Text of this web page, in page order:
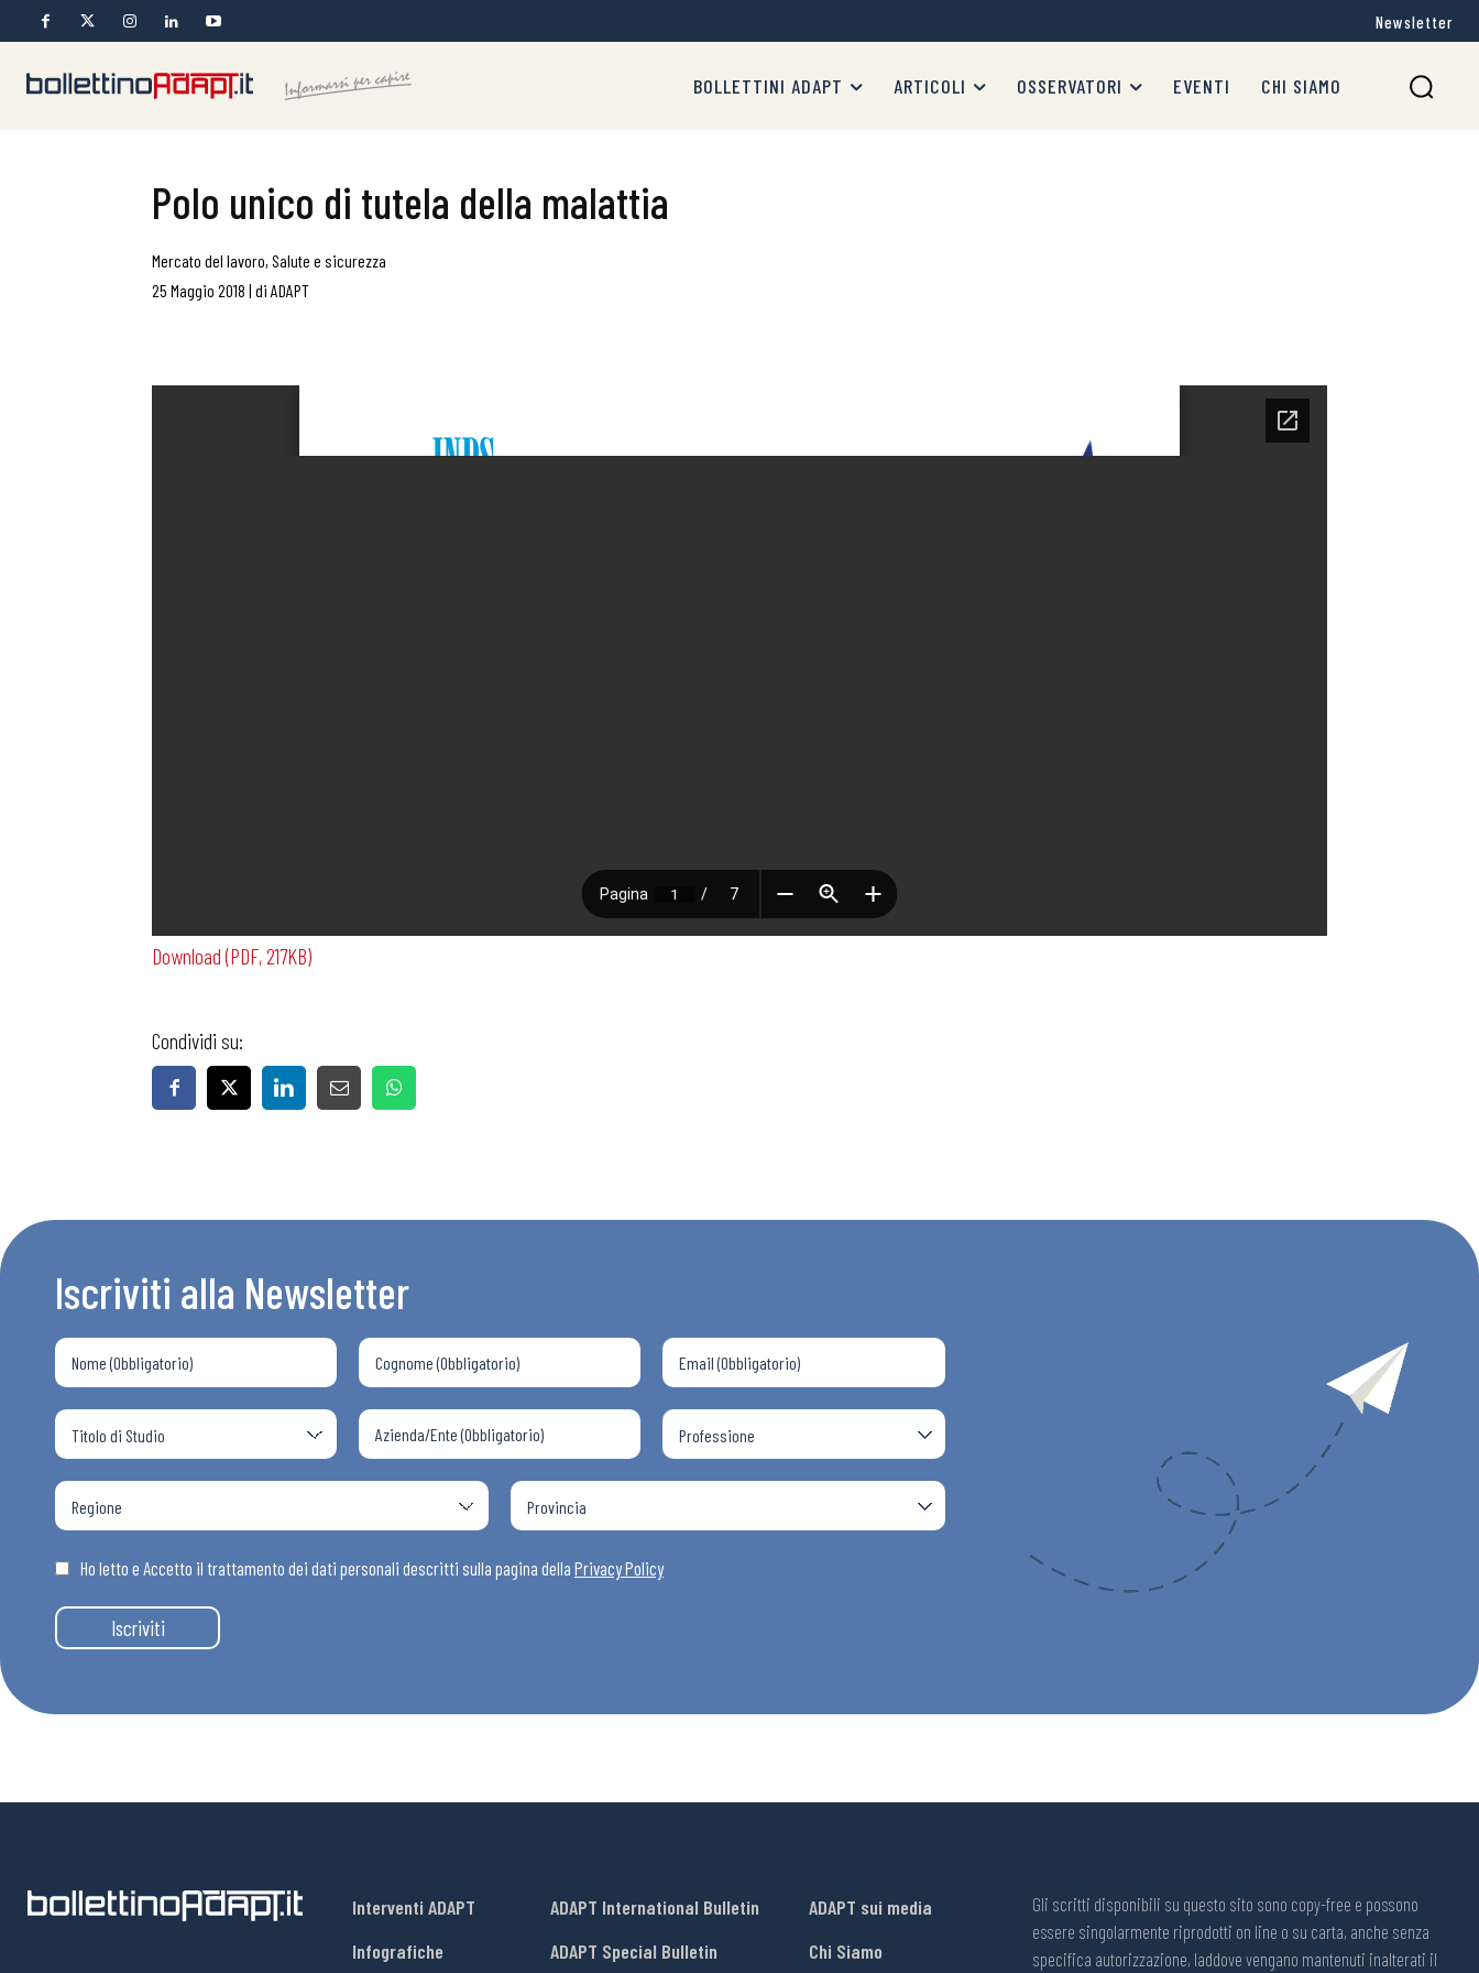
Chi Siamo
Newsletter
BOLLETTINI ADAPT ARTICOLI OSSERVATORI EVENTI CHI SIAMO
Polo unico di tutela della malattia
Mercato del lavoro, Salute e sicurezza
25 Maggio 2018 | di ADAPT
Download (PDF, 217KB)
Condividi su:
Iscriviti alla Newsletter
Ho letto e Accetto il trattamento dei dati personali descritti sulla pagina della Privacy Policy
Iscriviti
Interventi ADAPT
Infografiche
ADAPT International Bulletin
ADAPT Special Bulletin
ADAPT sui media
Chi Siamo
Gli scritti disponibili su questo sito sono copy-free e possono
essere singolarmente riprodotti on line o su carta, anche senza
specifica autorizzazione, laddove vengano mantenuti inalterati il